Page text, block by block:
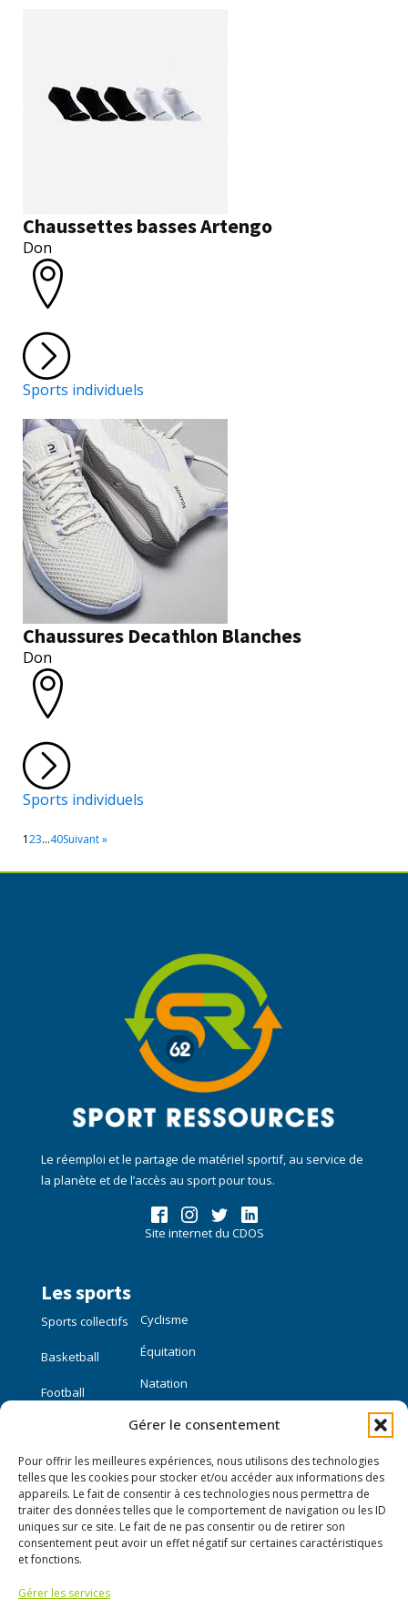
Gérer le consentement
Pour offrir les meilleures expériences, nous utilisons des technologies
telles que les cookies pour stocker et/ou accéder aux informations des
appareils. Le fait de consentir à ces technologies nous permettra de
traiter des données telles que le comportement de navigation ou les ID
uniques sur ce site. Le fait de ne pas consentir ou de retirer son
consentement peut avoir un effet négatif sur certaines caractéristiques
et fonctions.
Gérer les services
Chaussettes basses Artengo
Don
Sports individuels
Chaussures Decathlon Blanches
Don
Sports individuels
123…40Suivant »
Le réemploi et le partage de matériel sportif, au service de
la planète et de l’accès au sport pour tous.
Site internet du CDOS
Les sports
Sports collectifs
Basketball
Football
Sports individuels
Course à pied
Cyclisme
Équitation
Natation
Liens utiles
Mon compte
Nous contacter